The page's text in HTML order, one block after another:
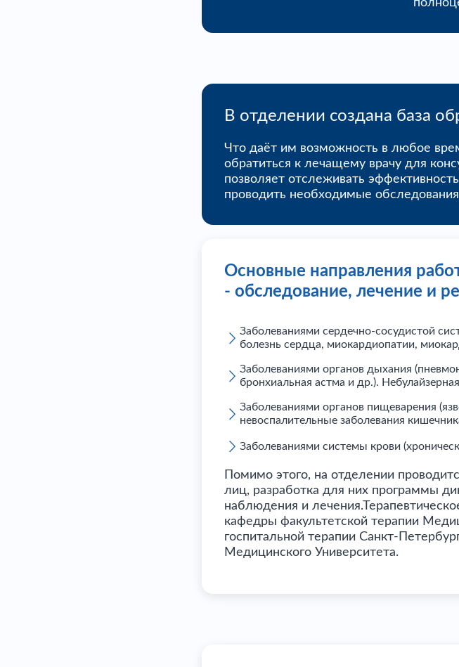
В отделении создана база
Что даёт им возможность в любое
обратиться к лечащему врачу для
позволяет отслеживать
проводить необходимые
Основные направления
- обследование, лечение и
Заболеваниями сердечно-сосудистой
болезнь сердца, миокардиопатии,
Заболеваниями органов дыхания
бронхиальная астма и др.).
Заболеваниями органов пищеварения
невоспалительные заболевания
Заболеваниями системы крови
Помимо этого, на отделении
лиц, разработка для них программы
наблюдения и
кафедры факультетской терапии
госпитальной терапии Санкт-
Медицинского Университета.